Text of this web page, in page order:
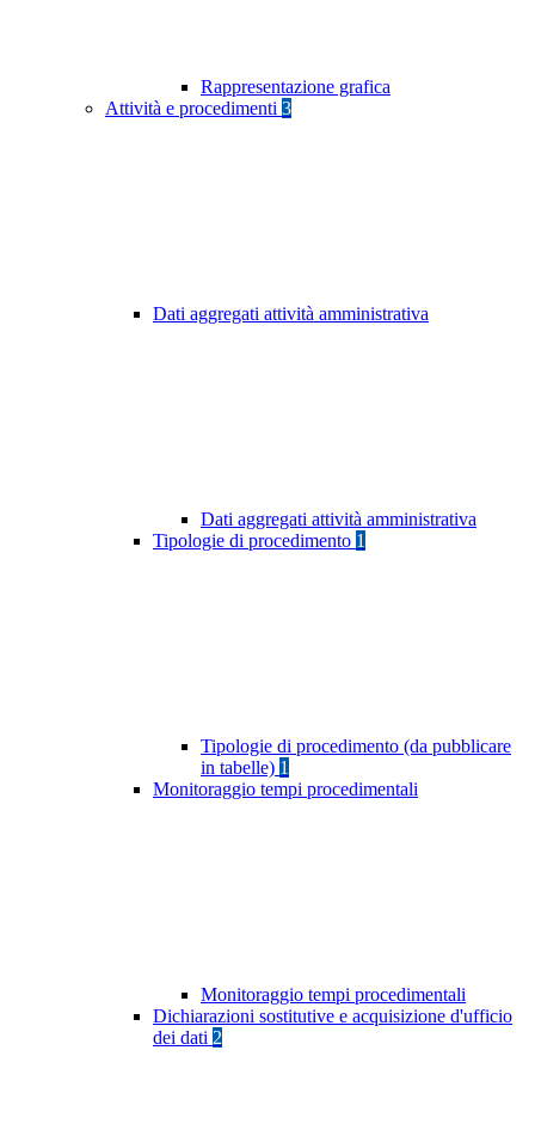
Rappresentazione grafica
Attività e procedimenti 3
Dati aggregati attività amministrativa
Dati aggregati attività amministrativa
Tipologie di procedimento 1
Tipologie di procedimento (da pubblicare
in tabelle) 1
Monitoraggio tempi procedimentali
Monitoraggio tempi procedimentali
Dichiarazioni sostitutive e acquisizione d'ufficio
dei dati 2